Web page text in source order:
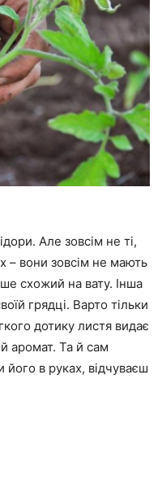
Але зовсім не ті,
– вони зовсім не мають
схожий на вату. Інша
грядці. Варто тільки
дотику листя видає
аромат. Та й сам
в руках, відчуваєш